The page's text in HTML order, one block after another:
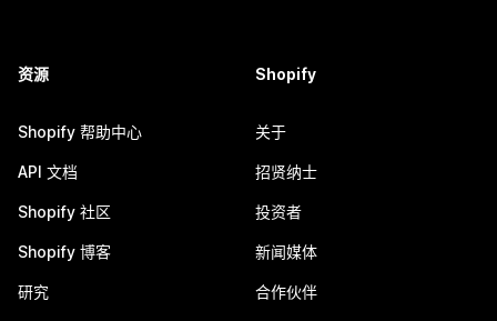
资源
Shopify 帮助中心
API 文档
Shopify 社区
Shopify 博客
研究
Shopify
关于
招贤纳士
投资者
新闻媒体
合作伙伴